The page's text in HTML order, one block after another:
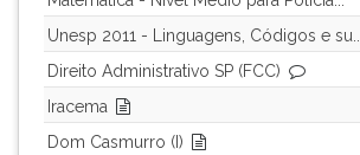
Unesp 2011 - Linguagens, Códigos e su...
Direito Administrativo SP (FCC)
Iracema
Dom Casmurro (I)